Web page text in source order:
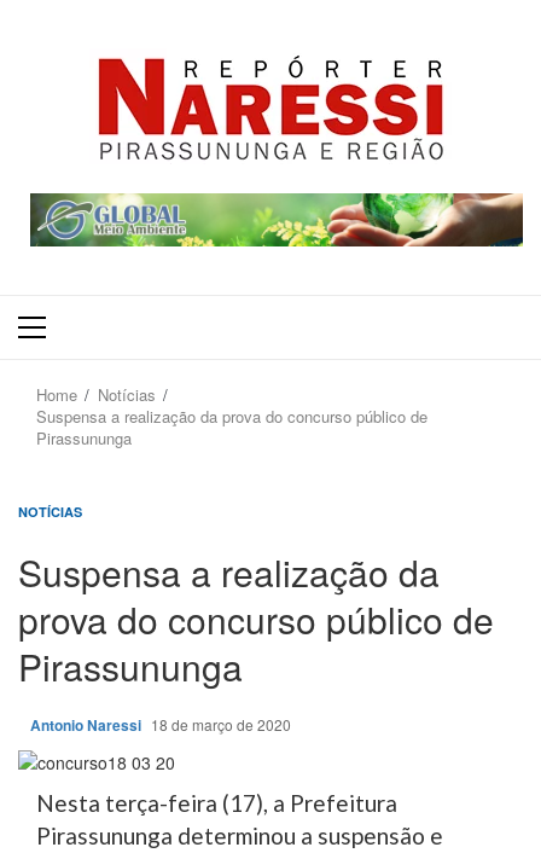
Primary
Home
Notícias
Suspensa a realização da prova do concurso público de
Pirassununga
NOTÍCIAS
Suspensa a realização da
prova do concurso público de
Pirassununga
Antonio Naressi 18 de março de 2020
Nesta terça-feira (17), a Prefeitura
Pirassununga determinou a suspensão e